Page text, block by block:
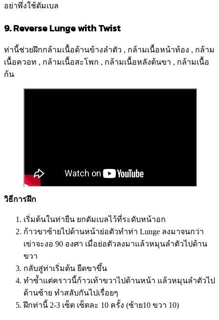
อย่าพึ่งใช้ดัมเบล
9. Reverse Lunge with Twist
ท่านี้ช่วยฝึกกล้ามเนื้อด้านข้างลำตัว , กล้ามเนื้อหน้าท้อง , กล้าม
เนื้อควอท , กล้ามเนื้อสะโพก , กล้ามเนื้อหลังต้นขา , กล้ามเนื้อ
ก้น
วิธีการฝึก
เริ่มต้นในท่ายืน ยกดัมเบลไว้ที่ระดับหน้าอก
ก้าวขาซ้ายไปด้านหน้าย่อตัวทำท่า Lunge ลงมาจนกว่า
เข่าจะงอ 90 องศา เมื่อย่อตัวลงมาแล้วหมุนลำตัวไปด้าน
ขวา
กลับสู่ท่าเริ่มต้น ยืดขาขึ้น
ทำซ้ำแต่คราวนี้ก้าวเท้าขวาไปด้านหน้า แล้วหมุนลำตัวไป
ด้านซ้าย ทำสลับกันไปเรื่อยๆ
ฝึกท่านี้ 2-3 เซ็ต เซ็ตละ 10 ครั้ง (ซ้าย10 ขวา 10)